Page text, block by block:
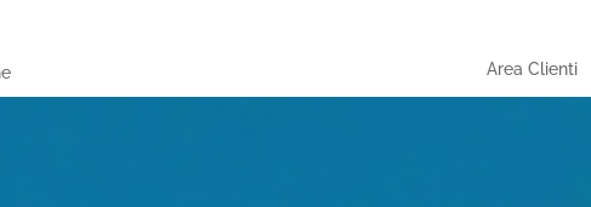
Area Clienti